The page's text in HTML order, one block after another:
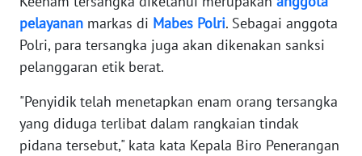
pelayanan markas di Mabes Polri. Sebagai anggota
Polri, para tersangka juga akan dikenakan sanksi
pelanggaran etik berat.
"Penyidik telah menetapkan enam orang tersangka
yang diduga terlibat dalam rangkaian tindak
pidana tersebut," kata kata Kepala Biro Penerangan
SIBER
REDAKSI
DISCLAIMER